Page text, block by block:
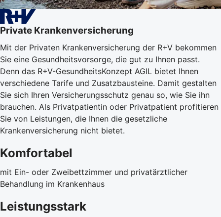
Private Krankenversicherung
Mit der Privaten Krankenversicherung der R+V bekommen
Sie eine Gesundheitsvorsorge, die gut zu Ihnen passt.
Denn das R+V-GesundheitsKonzept AGIL bietet Ihnen
verschiedene Tarife und Zusatzbausteine. Damit gestalten
Sie sich Ihren Versicherungsschutz genau so, wie Sie ihn
brauchen. Als Privatpatientin oder Privatpatient profitieren
Sie von Leistungen, die Ihnen die gesetzliche
Krankenversicherung nicht bietet.
Komfortabel
mit Ein- oder Zweibettzimmer und privatärztlicher
Behandlung im Krankenhaus
Leistungsstark